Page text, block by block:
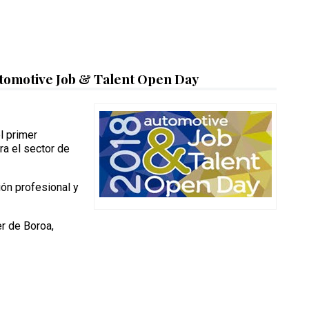
Job & Talent Open Day
primer
el sector de
profesional y
de Boroa,